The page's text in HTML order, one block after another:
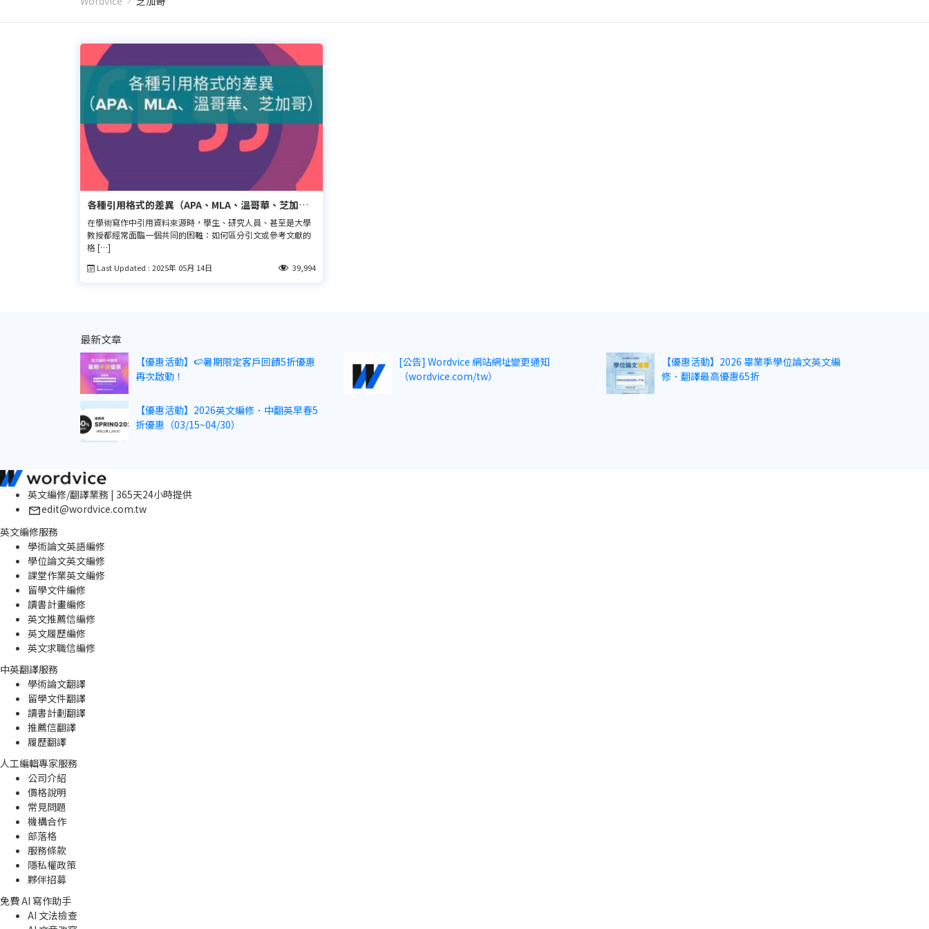
各種引用格式的差異（APA、MLA、溫哥華、芝加
哥）
在學術寫作中引用資料來源時，學生、研究人員、甚至是大學
教授都經常面臨一個共同的困難：如何區分引文或參考文獻的
格 […]
Last Updated : 2025年 05月 14日 39,994
最新文章
【優惠活動】🍉暑期限定客戶回饋5折優惠
再次啟動！
[公告] Wordvice 網站網址變更通知
（wordvice.com/tw）
【優惠活動】2026 畢業季學位論文英文編
修．翻譯最高優惠65折
【優惠活動】2026英文編修．中翻英早春5
折優惠（03/15~04/30）
英文編修/翻譯業務 | 365天24小時提供
edit@wordvice.com.tw
英文編修服務
學術論文英語編修
學位論文英文編修
課堂作業英文編修
留學文件編修
讀書計畫編修
英文推薦信編修
英文履歷編修
英文求職信編修
中英翻譯服務
學術論文翻譯
留學文件翻譯
讀書計劃翻譯
推薦信翻譯
履歷翻譯
人工編輯專家服務
公司介紹
價格說明
常見問題
機構合作
部落格
服務條款
隱私權政策
夥伴招募
免費 AI 寫作助手
AI 文法檢查